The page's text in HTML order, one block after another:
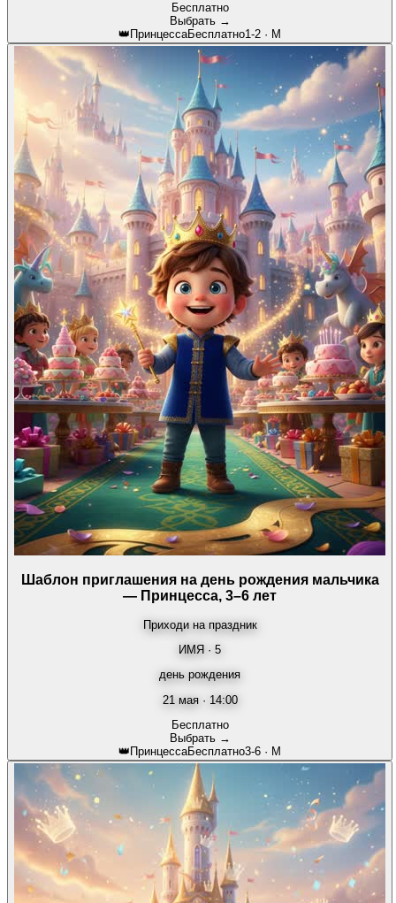
Бесплатно
Выбрать →
👑 ПринцессаБесплатно1-2 · М
Шаблон приглашения на день рождения мальчика
— Принцесса, 3–6 лет
Приходи на праздник
ИМЯ · 5
день рождения
21 мая · 14:00
Бесплатно
Выбрать →
👑 ПринцессаБесплатно3-6 · М